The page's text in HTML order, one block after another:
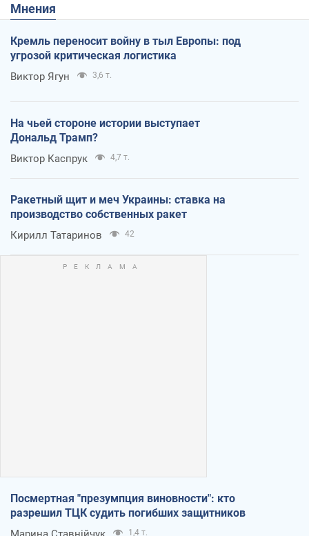
Мнения
Кремль переносит войну в тыл Европы: под
угрозой критическая логистика
Виктор Ягун 3,6 т.
На чьей стороне истории выступает
Дональд Трамп?
Виктор Каспрук 4,7 т.
Ракетный щит и меч Украины: ставка на
производство собственных ракет
Кирилл Татаринов 42
Посмертная "презумпция виновности": кто
разрешил ТЦК судить погибших защитников
1,4 т.